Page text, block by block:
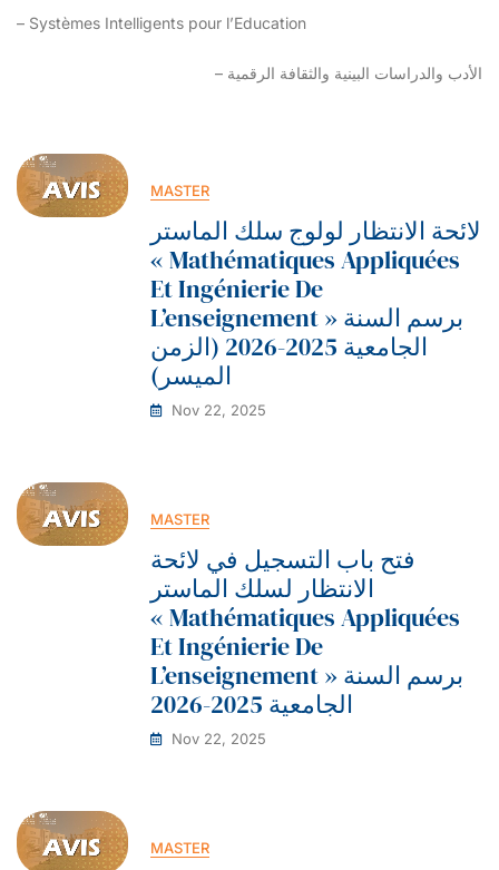
– Systèmes Intelligents pour l’Education
الأدب والدراسات البينية والثقافة الرقمية –
MASTER
لائحة الانتظار لولوج سلك الماستر
« Mathématiques Appliquées
Et Ingénierie De
L’enseignement » برسم السنة
الجامعية 2025-2026 (الزمن
الميسر)
Nov 22, 2025
MASTER
فتح باب التسجيل في لائحة
الانتظار لسلك الماستر
« Mathématiques Appliquées
Et Ingénierie De
L’enseignement » برسم السنة
الجامعية 2025-2026
Nov 22, 2025
MASTER